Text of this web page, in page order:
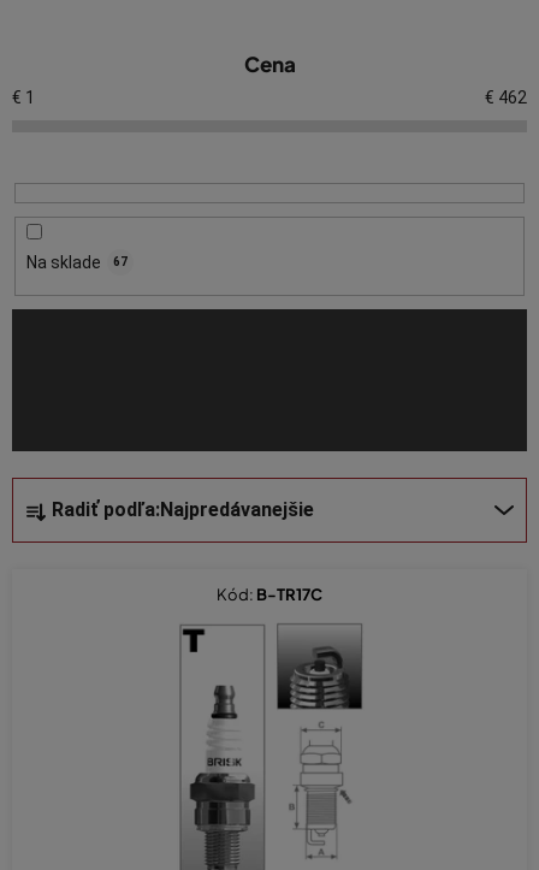
a
d
Radiť podľa:Najpredávanejšie
Cena
€ 1 € 462
Na sklade 67
p
p
r
o
d
v
Kód: B-TR17C